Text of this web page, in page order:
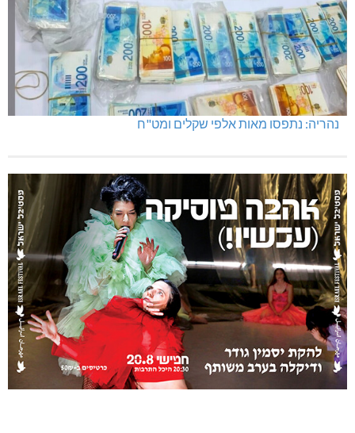
נהריה: נתפסו מאות אלפי שקלים ומט"ח